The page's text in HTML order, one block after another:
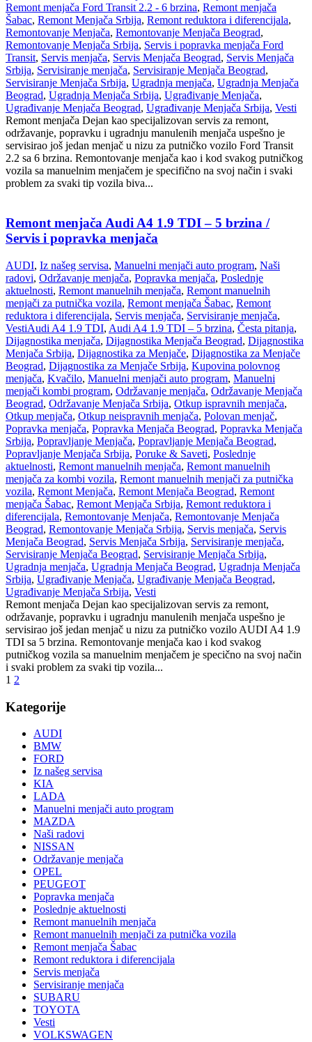
Remont menjača Ford Transit 2.2 - 6 brzina, Remont menjača
Šabac, Remont Menjača Srbija, Remont reduktora i diferencijala,
Remontovanje Menjača, Remontovanje Menjača Beograd,
Remontovanje Menjača Srbija, Servis i popravka menjača Ford
Transit, Servis menjača, Servis Menjača Beograd, Servis Menjača
Srbija, Servisiranje menjača, Servisiranje Menjača Beograd,
Servisiranje Menjača Srbija, Ugradnja menjača, Ugradnja Menjača
Beograd, Ugradnja Menjača Srbija, Ugrađivanje Menjača,
Ugrađivanje Menjača Beograd, Ugrađivanje Menjača Srbija, Vesti
Remont menjača Dejan kao specijalizovan servis za remont,
održavanje, popravku i ugradnju manulenih menjača uspešno je
servisirao još jedan menjač u nizu za putničko vozilo Ford Transit
2.2 sa 6 brzina. Remontovanje menjača kao i kod svakog putničkog
vozila sa manuelnim menjačem je specifično na svoj način i svaki
problem za svaki tip vozila biva...
Remont menjača Audi A4 1.9 TDI – 5 brzina /
Servis i popravka menjača
AUDI, Iz našeg servisa, Manuelni menjači auto program, Naši
radovi, Održavanje menjača, Popravka menjača, Poslednje
aktuelnosti, Remont manuelnih menjača, Remont manuelnih
menjači za putnička vozila, Remont menjača Šabac, Remont
reduktora i diferencijala, Servis menjača, Servisiranje menjača,
VestiAudi A4 1.9 TDI, Audi A4 1.9 TDI – 5 brzina, Česta pitanja,
Dijagnostika menjača, Dijagnostika Menjača Beograd, Dijagnostika
Menjača Srbija, Dijagnostika za Menjače, Dijagnostika za Menjače
Beograd, Dijagnostika za Menjače Srbija, Kupovina polovnog
menjača, Kvačilo, Manuelni menjači auto program, Manuelni
menjači kombi program, Održavanje menjača, Održavanje Menjača
Beograd, Održavanje Menjača Srbija, Otkup ispravnih menjača,
Otkup menjača, Otkup neispravnih menjača, Polovan menjač,
Popravka menjača, Popravka Menjača Beograd, Popravka Menjača
Srbija, Popravljanje Menjača, Popravljanje Menjača Beograd,
Popravljanje Menjača Srbija, Poruke & Saveti, Poslednje
aktuelnosti, Remont manuelnih menjača, Remont manuelnih
menjača za kombi vozila, Remont manuelnih menjači za putnička
vozila, Remont Menjača, Remont Menjača Beograd, Remont
menjača Šabac, Remont Menjača Srbija, Remont reduktora i
diferencijala, Remontovanje Menjača, Remontovanje Menjača
Beograd, Remontovanje Menjača Srbija, Servis menjača, Servis
Menjača Beograd, Servis Menjača Srbija, Servisiranje menjača,
Servisiranje Menjača Beograd, Servisiranje Menjača Srbija,
Ugradnja menjača, Ugradnja Menjača Beograd, Ugradnja Menjača
Srbija, Ugrađivanje Menjača, Ugrađivanje Menjača Beograd,
Ugrađivanje Menjača Srbija, Vesti
Remont menjača Dejan kao specijalizovan servis za remont,
održavanje, popravku i ugradnju manulenih menjača uspešno je
servisirao još jedan menjač u nizu za putničko vozilo AUDI A4 1.9
TDI sa 5 brzina. Remontovanje menjača kao i kod svakog
putničkog vozila sa manuelnim menjačem je specično na svoj način
i svaki problem za svaki tip vozila...
1 2
Kategorije
AUDI
BMW
FORD
Iz našeg servisa
KIA
LADA
Manuelni menjači auto program
MAZDA
Naši radovi
NISSAN
Održavanje menjača
OPEL
PEUGEOT
Popravka menjača
Poslednje aktuelnosti
Remont manuelnih menjača
Remont manuelnih menjači za putnička vozila
Remont menjača Šabac
Remont reduktora i diferencijala
Servis menjača
Servisiranje menjača
SUBARU
TOYOTA
Vesti
VOLKSWAGEN